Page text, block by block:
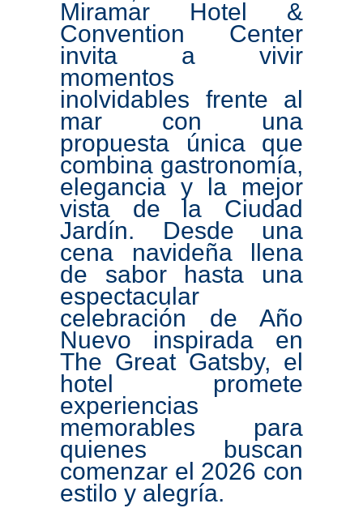
Miramar Hotel &
Convention Center
invita a vivir
momentos
inolvidables frente al
mar con una
propuesta única que
combina gastronomía,
elegancia y la mejor
vista de la Ciudad
Jardín. Desde una
cena navideña llena
de sabor hasta una
espectacular
celebración de Año
Nuevo inspirada en
The Great Gatsby, el
hotel promete
experiencias
memorables para
quienes buscan
comenzar el 2026 con
estilo y alegría.